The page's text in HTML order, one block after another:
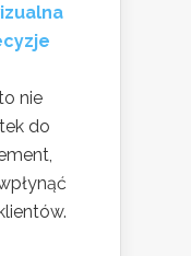
nie
do